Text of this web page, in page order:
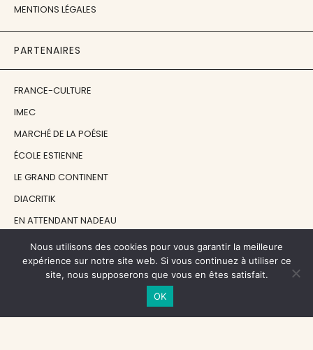
MENTIONS LÉGALES
PARTENAIRES
FRANCE-CULTURE
IMEC
MARCHÉ DE LA POÉSIE
ÉCOLE ESTIENNE
LE GRAND CONTINENT
DIACRITIK
EN ATTENDANT NADEAU
NOS SOUTIENS
Nous utilisons des cookies pour vous garantir la meilleure
expérience sur notre site web. Si vous continuez à utiliser ce
site, nous supposerons que vous en êtes satisfait.
OK